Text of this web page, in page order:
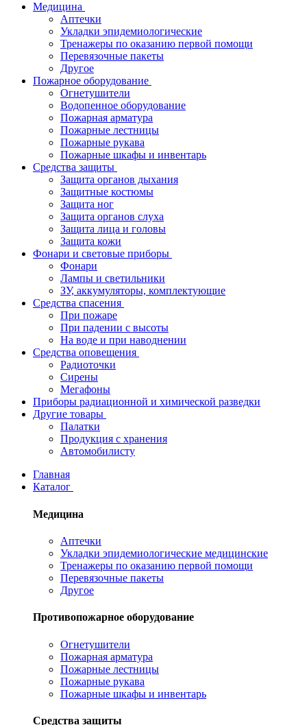
Медицина
Аптечки
Укладки эпидемиологические
Тренажеры по оказанию первой помощи
Перевязочные пакеты
Другое
Пожарное оборудование
Огнетушители
Водопенное оборудование
Пожарная арматура
Пожарные лестницы
Пожарные рукава
Пожарные шкафы и инвентарь
Средства защиты
Защита органов дыхания
Защитные костюмы
Защита ног
Защита органов слуха
Защита лица и головы
Защита кожи
Фонари и световые приборы
Фонари
Лампы и светильники
ЗУ, аккумуляторы, комплектующие
Средства спасения
При пожаре
При падении с высоты
На воде и при наводнении
Средства оповещения
Радиоточки
Сирены
Мегафоны
Приборы радиационной и химической разведки
Другие товары
Палатки
Продукция с хранения
Автомобилисту
Главная
Каталог
Медицина
Аптечки
Укладки эпидемиологические медицинские
Тренажеры по оказанию первой помощи
Перевязочные пакеты
Другое
Противопожарное оборудование
Огнетушители
Пожарная арматура
Пожарные лестницы
Пожарные рукава
Пожарные шкафы и инвентарь
Средства защиты